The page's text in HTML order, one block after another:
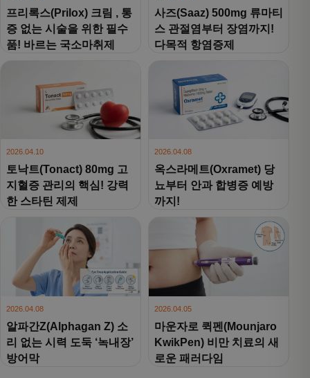
프리록스(Prilox) 크림 , 통
증 없는 시술을 위한 필수
품! 바르는 국소마취제
사즈(Saaz) 500mg 류마티
스 관절염부터 장염까지!
다목적 항염증제
2026.04.10
토낙트(Tonact) 80mg 고
지혈증 관리의 핵심! 강력
한 스타틴 제제
2026.04.08
옥스라메트(Oxramet) 당
뇨부터 안과 합병증 예방
까지!
2026.04.08
알파간Z(Alphagan Z) 소
리 없는 시력 도둑 ‘녹내장’
방어막
2026.04.05
마운자로 퀵펜(Mounjaro
KwikPen) 비만 치료의 새
로운 패러다임